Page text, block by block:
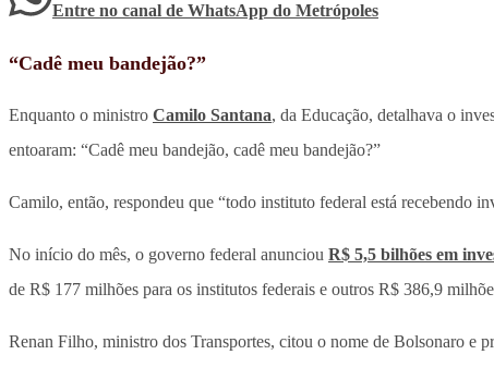
Entre no canal de WhatsApp do Metrópoles
“Cadê meu bandejão?”
Enquanto o ministro Camilo Santana, da Educação, detalhava o
entoaram: “Cadê meu bandejão, cadê meu bandejão?”
Camilo, então, respondeu que “todo instituto federal está recebendo
No início do mês, o governo federal anunciou R$ 5,5 bilhões em
de R$ 177 milhões para os institutos federais e outros R$ 386,9
Renan Filho, ministro dos Transportes, citou o nome de Bolsonaro e